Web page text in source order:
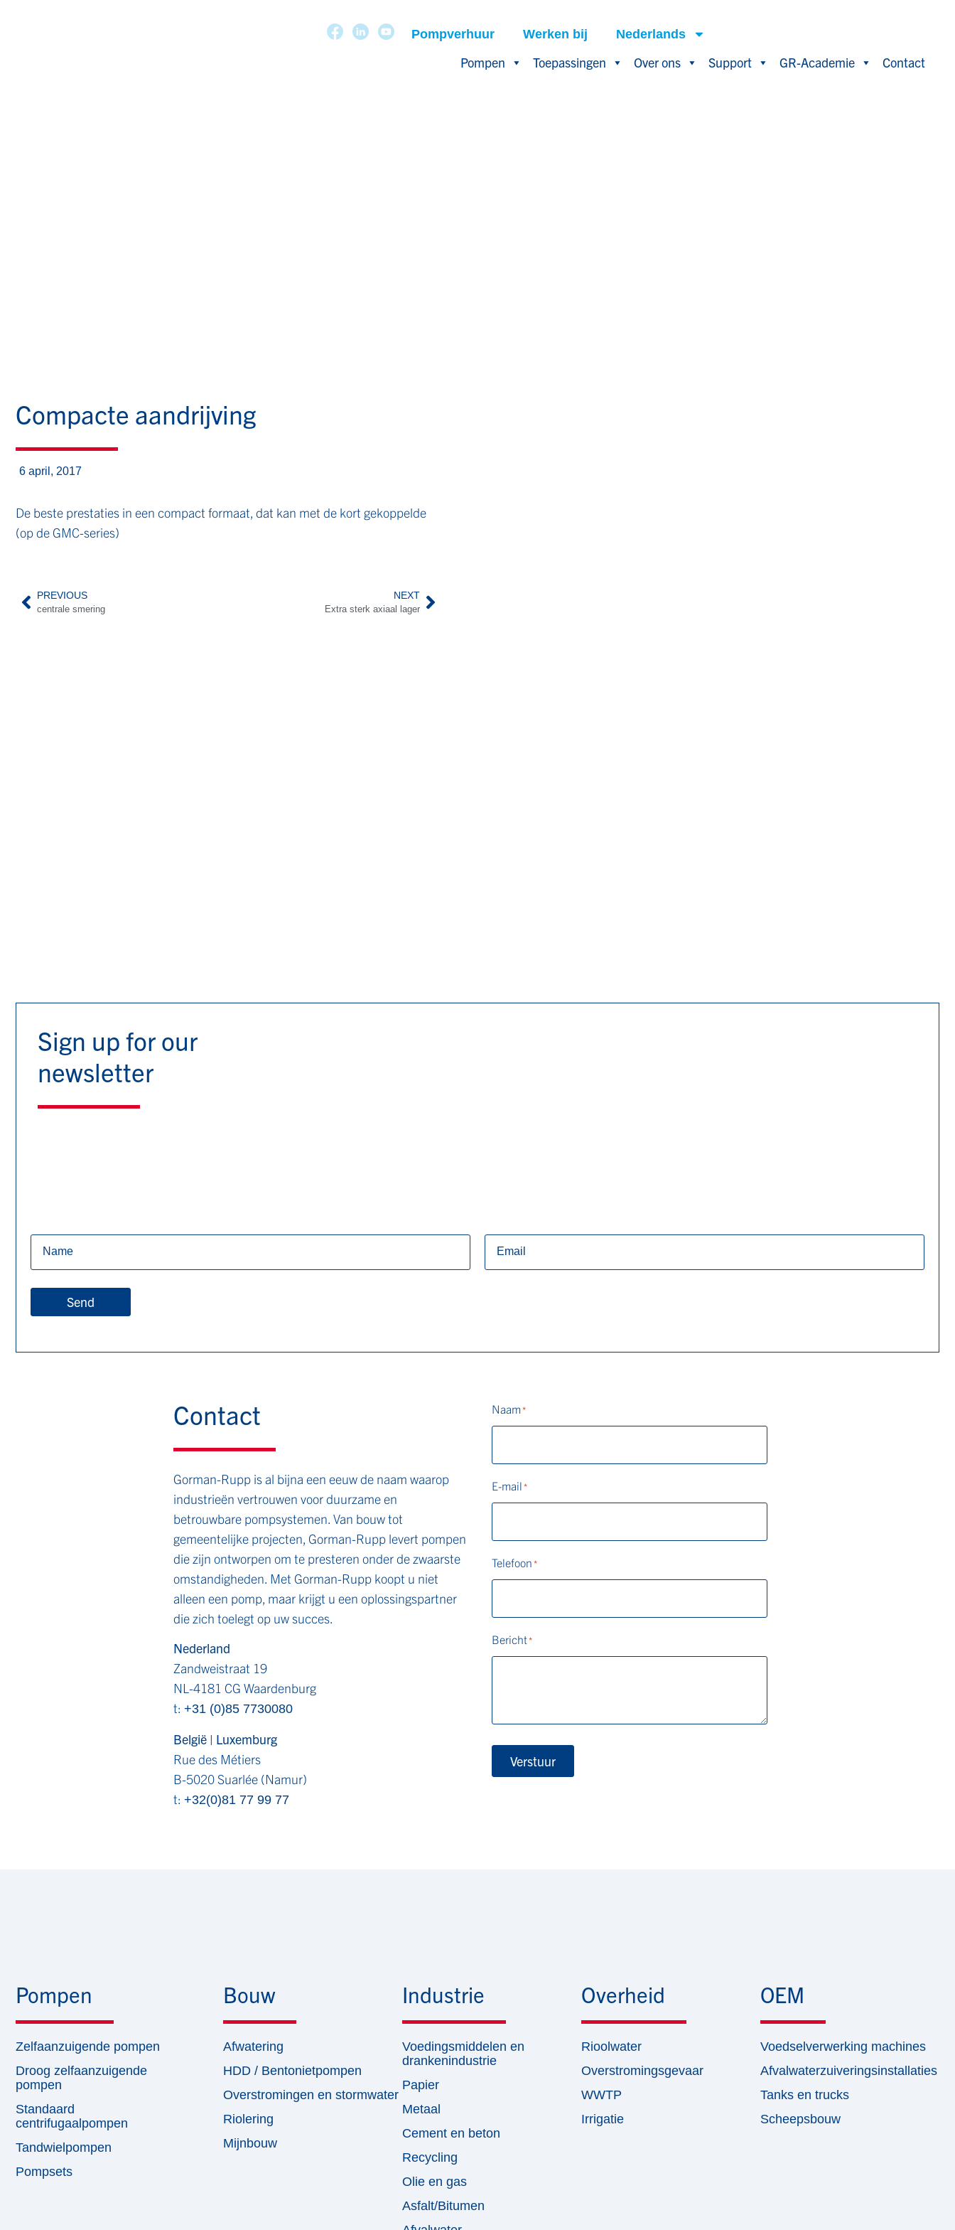
Pompverhuur Werken bij Nederlands
Pompen Toepassingen Over ons Support GR-Academie Contact
Compacte aandrijving
6 april, 2017
De beste prestaties in een compact formaat, dat kan met de kort gekoppelde
(op de GMC-series)
PREVIOUS
centrale smering
NEXT
Extra sterk axiaal lager
Sign up for our
newsletter
Send
Contact
Gorman-Rupp is al bijna een eeuw de naam waarop
industrieën vertrouwen voor duurzame en
betrouwbare pompsystemen. Van bouw tot
gemeentelijke projecten, Gorman-Rupp levert pompen
die zijn ontworpen om te presteren onder de zwaarste
omstandigheden. Met Gorman-Rupp koopt u niet
alleen een pomp, maar krijgt u een oplossingspartner
die zich toelegt op uw succes.
Nederland
Zandweistraat 19
NL-4181 CG Waardenburg
t: +31 (0)85 7730080
België | Luxemburg
Rue des Métiers
B-5020 Suarlée (Namur)
t: +32(0)81 77 99 77
Naam*
E-mail*
Telefoon*
Bericht*
Verstuur
Pompen
Zelfaanzuigende pompen
Droog zelfaanzuigende
pompen​
Standaard
centrifugaalpompen​
Tandwielpompen​
Pompsets​
Bouw
Afwatering
HDD / Bentonietpompen
Overstromingen en stormwater
Riolering
Mijnbouw
Industrie
Voedingsmiddelen en
drankenindustrie
Papier
Metaal
Cement en beton
Recycling
Olie en gas
Asfalt/Bitumen
Overheid
Rioolwater
Overstromingsgevaar
WWTP
Irrigatie
OEM
Voedselverwerking machines
Afvalwaterzuiveringsinstallaties
Tanks en trucks
Scheepsbouw